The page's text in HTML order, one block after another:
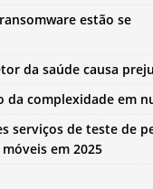
estão se
da saúde causa
da complexidade em
serviços de teste de
em 2025